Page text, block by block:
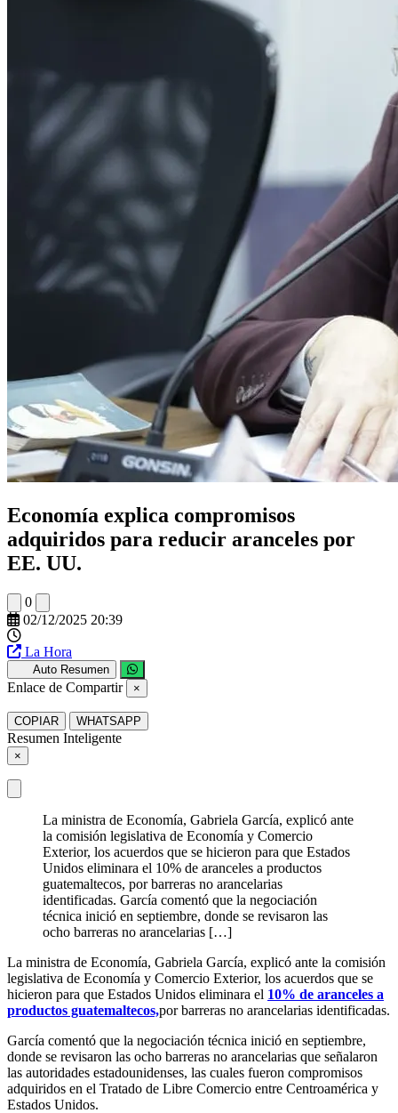
Economía explica compromisos
adquiridos para reducir aranceles por
EE. UU.
0
02/12/2025 20:39
La Hora
Auto Resumen
Enlace de Compartir ×
COPIAR WHATSAPP
Resumen Inteligente
×
La ministra de Economía, Gabriela García, explicó ante
la comisión legislativa de Economía y Comercio
Exterior, los acuerdos que se hicieron para que Estados
Unidos eliminara el 10% de aranceles a productos
guatemaltecos, por barreras no arancelarias
identificadas. García comentó que la negociación
técnica inició en septiembre, donde se revisaron las
ocho barreras no arancelarias […]
La ministra de Economía, Gabriela García, explicó ante la comisión
legislativa de Economía y Comercio Exterior, los acuerdos que se
hicieron para que Estados Unidos eliminara el 10% de aranceles a
productos guatemaltecos,por barreras no arancelarias identificadas.
García comentó que la negociación técnica inició en septiembre,
donde se revisaron las ocho barreras no arancelarias que señalaron
las autoridades estadounidenses, las cuales fueron compromisos
adquiridos en el Tratado de Libre Comercio entre Centroamérica y
Estados Unidos.